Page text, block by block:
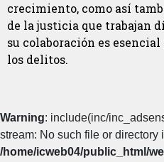
crecimiento, como así
de la justicia que trabajan
su colaboración es
los delitos.
Warning: include(inc/
stream: No such file or directory
/home/icweb04/public_html/